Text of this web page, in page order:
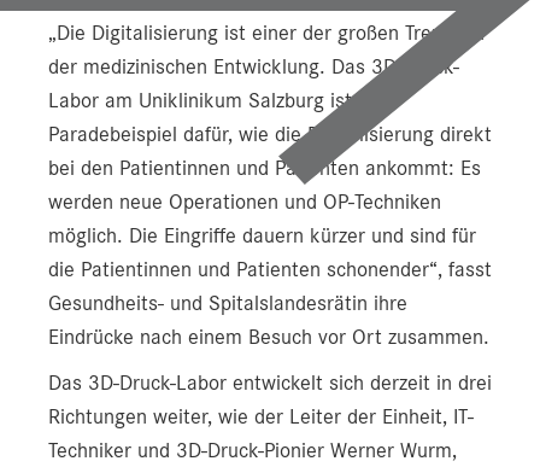
„Die Digitalisierung ist einer der großen Trends in
der medizinischen Entwicklung. Das 3D-Druck-
Labor am Uniklinikum Salzburg ist ein
Paradebeispiel dafür, wie die Digitalisierung direkt
bei den Patientinnen und Patienten ankommt: Es
werden neue Operationen und OP-Techniken
möglich. Die Eingriffe dauern kürzer und sind für
die Patientinnen und Patienten schonender“, fasst
Gesundheits- und Spitalslandesrätin ihre
Eindrücke nach einem Besuch vor Ort zusammen.
Das 3D-Druck-Labor entwickelt sich derzeit in drei
Richtungen weiter, wie der Leiter der Einheit, IT-
Techniker und 3D-Druck-Pionier Werner Wurm,